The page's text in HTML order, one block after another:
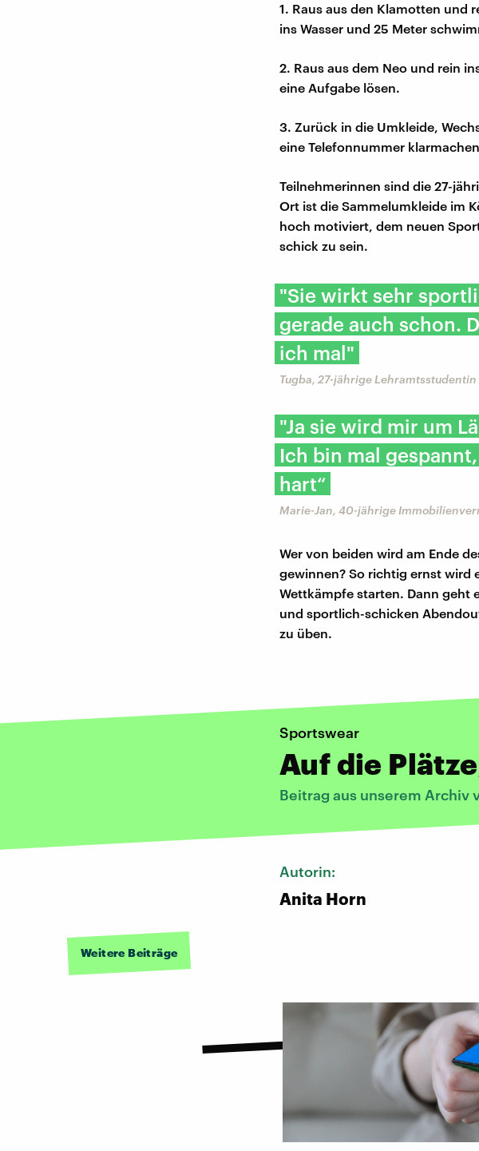
1. Raus aus den Klamotten und
ins Wasser und 25 Meter
2. Raus aus dem Neo und rein
eine Aufgabe lösen.
3. Zurück in die Umkleide,
eine Telefonnummer
Teilnehmerinnen sind die 27-
Ort ist die Sammelumkleide im
hoch motiviert, dem neuen
schick zu sein.
"Sie wirkt sehr
gerade auch schon.
ich mal"
Tugba, 27-jährige Lehramtsstudentin
"Ja sie wird mir um
Ich bin mal
hart“
Marie-Jan, 40-jährige
Wer von beiden wird am Ende
gewinnen? So richtig ernst wird
Wettkämpfe starten. Dann geht
und sportlich-schicken
zu üben.
Sportswear
Auf die
Beitrag aus unserem Archiv
Autorin:
Anita Horn
Weitere Beiträge